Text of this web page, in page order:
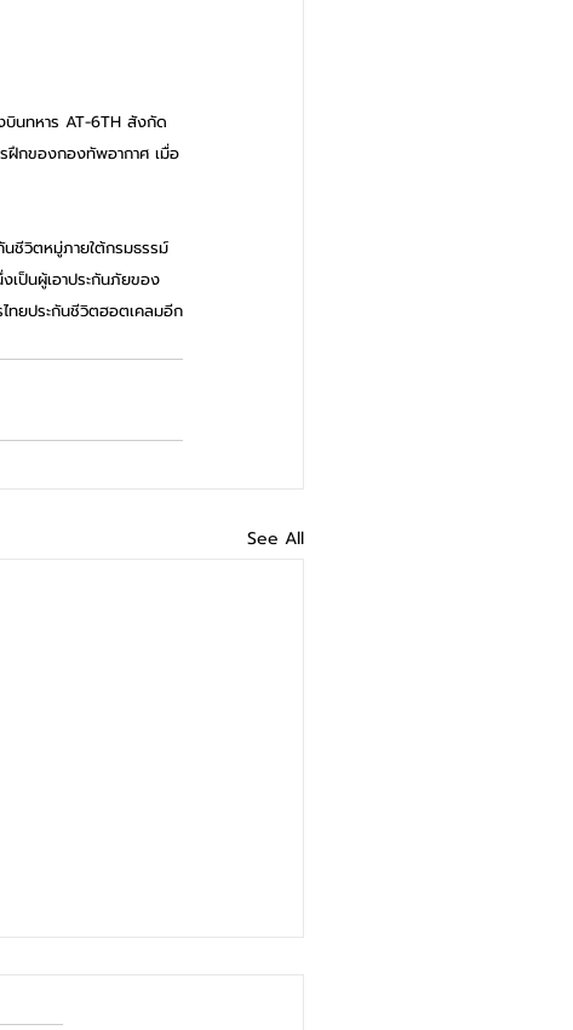
บินทหาร AT-6TH สังกัด
ฝึกของกองทัพอากาศ เมื่อ
ชีวิตหมู่ภายใต้กรมธรรม์
ป็นผู้เอาประกันภัยของ
ทยประกันชีวิตฮอตเคลมอีก
See All